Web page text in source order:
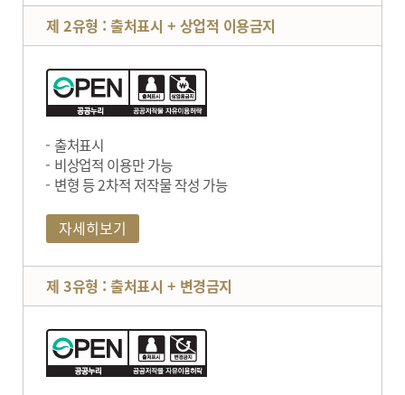
제 2유형 : 출처표시 + 상업적 이용금지
출처표시
비상업적 이용만 가능
변형 등 2차적 저작물 작성 가능
자세히보기
제 3유형 : 출처표시 + 변경금지